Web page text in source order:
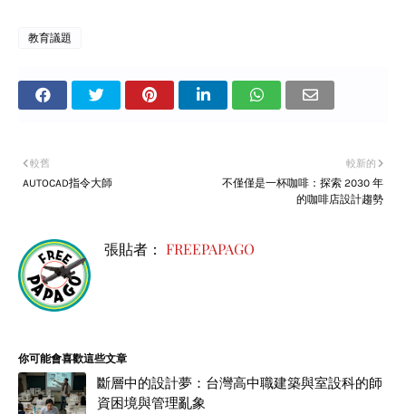
教育議題
較新的
不僅僅是一杯咖啡：探索 2030 年
的咖啡店設計趨勢
較舊
AUTOCAD指令大師
張貼者： FREEPAPAGO
你可能會喜歡這些文章
斷層中的設計夢：台灣高中職建築與室設科的師
資困境與管理亂象